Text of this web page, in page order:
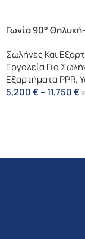
Γωνία 90°
Σωλήνες Και
Εργαλεία Για
Εξαρτήματα PPR,
5,200€–11,750€